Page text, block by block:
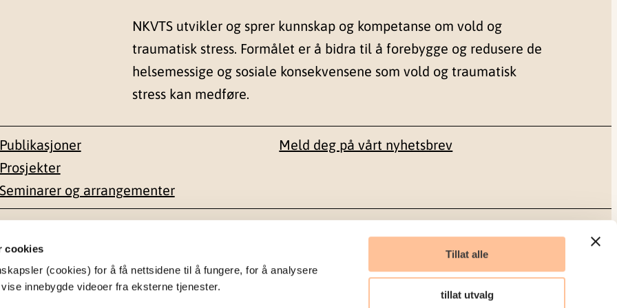
cookies
(cookies) for å få nettsidene til å fungere, for å analysere
innebygde videoer fra eksterne tjenester.
Tillat alle
tillat utvalg
NKVTS utvikler og sprer kunnskap og kompetanse om vold og
traumatisk stress. Formålet er å bidra til å forebygge og redusere de
helsemessige og sosiale konsekvensene som vold og traumatisk
stress kan medføre.
og arrangementer
Meld deg på vårt nyhetsbrev
1-3 22 59 55 00
Sosiale medier
Facebook